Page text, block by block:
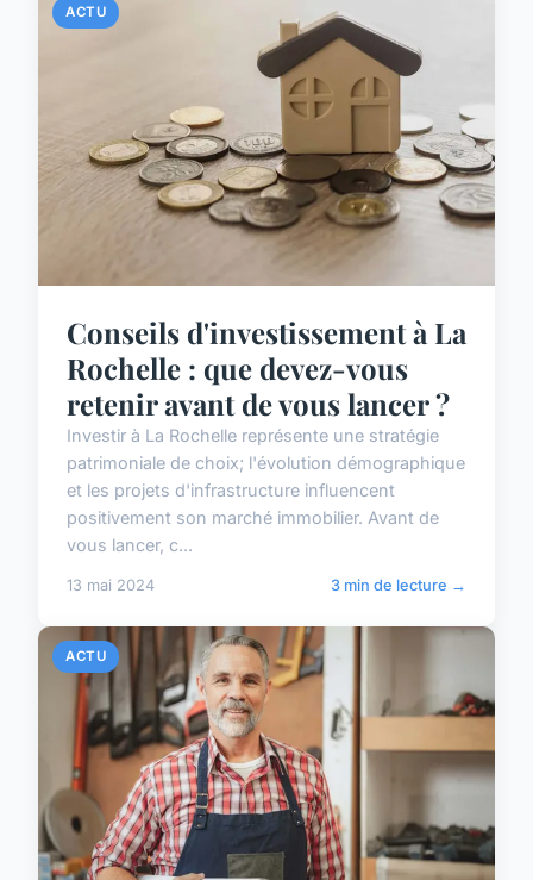
ACTU
Conseils d'investissement à La
Rochelle : que devez-vous
retenir avant de vous lancer ?
Investir à La Rochelle représente une stratégie
patrimoniale de choix; l'évolution démographique
et les projets d'infrastructure influencent
positivement son marché immobilier. Avant de
vous lancer, c...
13 mai 2024 3 min de lecture →
ACTU